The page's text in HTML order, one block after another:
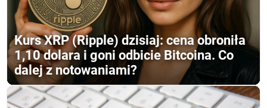
Kurs XRP (Ripple) dzisiaj: cena obroniła
1,10 dolara i goni odbicie Bitcoina. Co
dalej z notowaniami?